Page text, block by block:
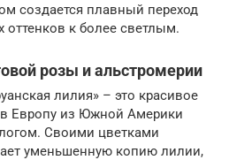
создается плавный переход
к более светлым.
розы и альстромерии
лилия» – это красивое
в Европу из Южной Америки
Своими цветками
уменьшенную копию лилии,